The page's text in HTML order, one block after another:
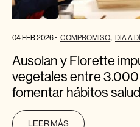
04 FEB 2026 COMPROMISO DÍA A
Ausolan y Florette
vegetales entre
fomentar hábitos
LEER MÁS